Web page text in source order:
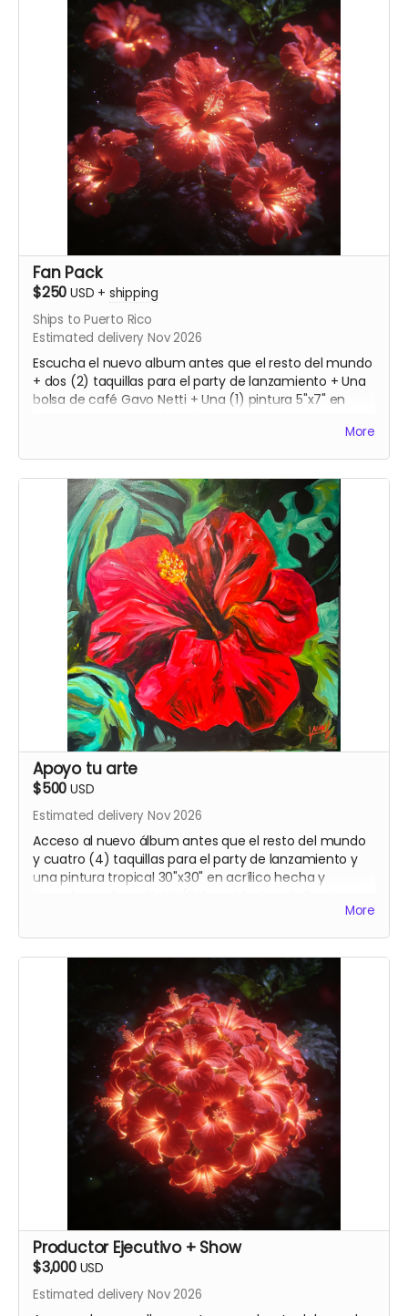
Fan Pack
$250 USD + shipping
Ships to Puerto Rico
Estimated delivery Nov 2026
Escucha el nuevo album antes que el resto del mundo
+ dos (2) taquillas para el party de lanzamiento + Una
bolsa de café Gavo Netti + Una (1) pintura 5"x7" en
More
Apoyo tu arte
$500 USD
Estimated delivery Nov 2026
Acceso al nuevo álbum antes que el resto del mundo
y cuatro (4) taquillas para el party de lanzamiento y
una pintura tropical 30"x30" en acrílico hecha y
More
Productor Ejecutivo + Show
$3,000 USD
Estimated delivery Nov 2026